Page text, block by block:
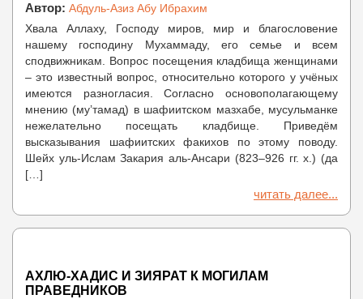
Автор: Абдуль-Азиз Абу Ибрахим
Хвала Аллаху, Господу миров, мир и благословение
нашему господину Мухаммаду, его семье и всем
сподвижникам. Вопрос посещения кладбища женщинами
– это известный вопрос, относительно которого у учёных
имеются разногласия. Согласно основополагающему
мнению (му’тамад) в шафиитском мазхабе, мусульманке
нежелательно посещать кладбище. Приведём
высказывания шафиитских факихов по этому поводу.
Шейх уль-Ислам Закария аль-Ансари (823–926 гг. х.) (да
[…]
читать далее...
АХЛЮ-ХАДИС И ЗИЯРАТ К МОГИЛАМ
ПРАВЕДНИКОВ